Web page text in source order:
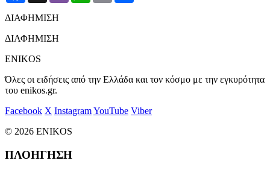
ΔΙΑΦΗΜΙΣΗ
ΔΙΑΦΗΜΙΣΗ
ENIKOS
Όλες οι ειδήσεις από την Ελλάδα και τον κόσμο με την εγκυρότητα
του enikos.gr.
Facebook X InstagramYouTube Viber
© 2026 ENIKOS
ΠΛΟΗΓΗΣΗ